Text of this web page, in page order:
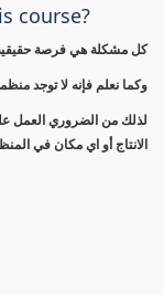
course?
كل مشكلة هي فرصة
وكما نعلم فإنه لا توجد
لذلك من الضروري العمل
الانتاج أو اي مكان في